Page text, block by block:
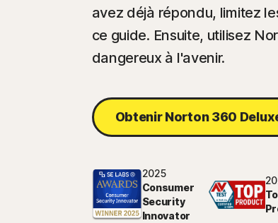
avez déjà répondu, limitez
ce guide. Ensuite, utilisez
dangereux à l'avenir.
Obtenir Norton 360
2025
Consumer
Security
Innovator